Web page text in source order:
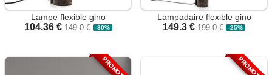
Lampe flexible gino
104.36 € 149.0 € -30%
Lampadaire flexible gino
149.3 € 199.0 € -25%